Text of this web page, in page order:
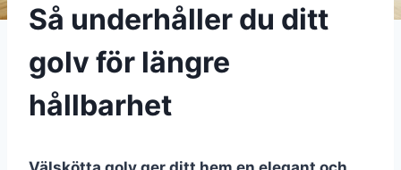
Så underhåller du ditt
golv för längre
hållbarhet